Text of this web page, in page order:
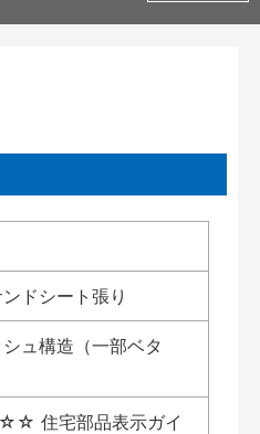
ドシート張り
ュ構造（一部ベタ
住宅部品表示ガイ